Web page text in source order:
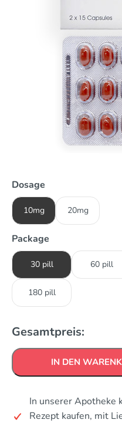
Dosage
10mg 20mg
Package
30 pill 60 pill
180 pill
Gesamtpreis:
IN DEN
In unserer Apotheke
Rezept kaufen, mit